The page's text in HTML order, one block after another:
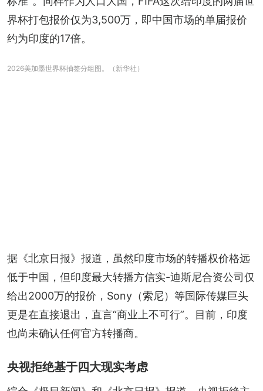
界杯打包报价仅为3,500万，即中国市场的单届报价
约为印度的17倍。
2026美加墨世界杯抽签分组图。（新华社）
据《北京日报》报道，虽然印度市场的转播权价格远
低于中国，但印度最大转播方信实-迪斯尼合资公司仅
给出2000万的报价，Sony（索尼）等国际传媒巨头
更是在直接退出，直言“商业上不可行”。目前，印度
也尚未确认任何官方转播商。
央视拒绝基于四大现实考虑